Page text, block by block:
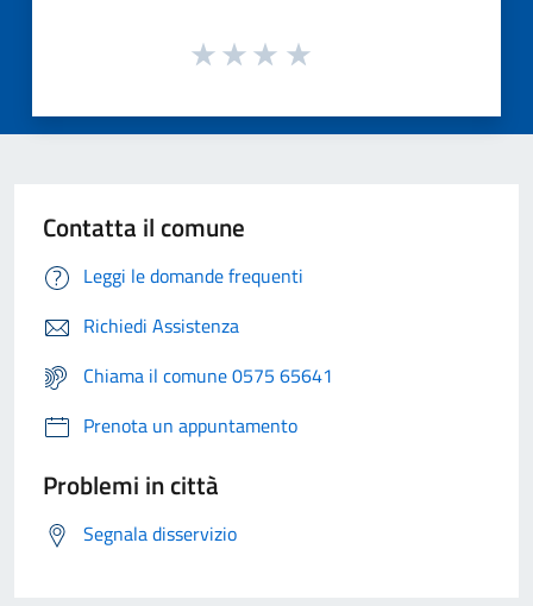
Contatta il comune
Leggi le domande frequenti
Richiedi Assistenza
Chiama il comune 0575 65641
Prenota un appuntamento
Problemi in città
Segnala disservizio